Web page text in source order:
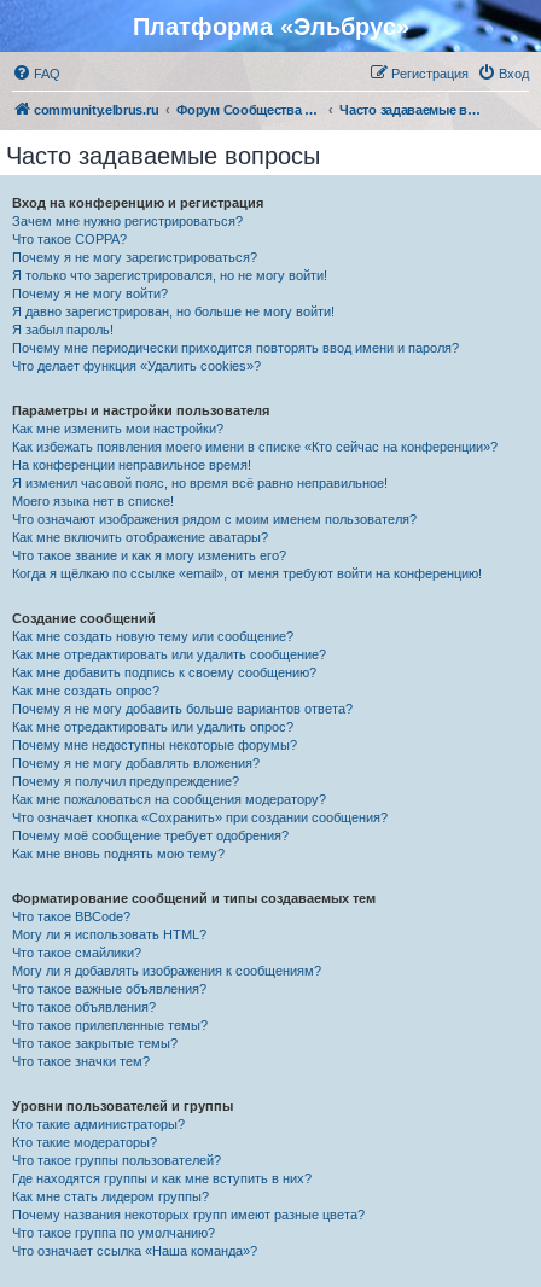
Платформа «Эльбрус»
FAQ Вход
Регистрация
community.elbrus.ru Форум Сообщества Эльбрус Часто задаваемые вопросы
Часто задаваемые вопросы
Вход на конференцию и регистрация
Зачем мне нужно регистрироваться?
Что такое COPPA?
Почему я не могу зарегистрироваться?
Я только что зарегистрировался, но не могу войти!
Почему я не могу войти?
Я давно зарегистрирован, но больше не могу войти!
Я забыл пароль!
Почему мне периодически приходится повторять ввод имени и пароля?
Что делает функция «Удалить cookies»?
Параметры и настройки пользователя
Как мне изменить мои настройки?
Как избежать появления моего имени в списке «Кто сейчас на конференции»?
На конференции неправильное время!
Я изменил часовой пояс, но время всё равно неправильное!
Моего языка нет в списке!
Что означают изображения рядом с моим именем пользователя?
Как мне включить отображение аватары?
Что такое звание и как я могу изменить его?
Когда я щёлкаю по ссылке «email», от меня требуют войти на конференцию!
Создание сообщений
Как мне создать новую тему или сообщение?
Как мне отредактировать или удалить сообщение?
Как мне добавить подпись к своему сообщению?
Как мне создать опрос?
Почему я не могу добавить больше вариантов ответа?
Как мне отредактировать или удалить опрос?
Почему мне недоступны некоторые форумы?
Почему я не могу добавлять вложения?
Почему я получил предупреждение?
Как мне пожаловаться на сообщения модератору?
Что означает кнопка «Сохранить» при создании сообщения?
Почему моё сообщение требует одобрения?
Как мне вновь поднять мою тему?
Форматирование сообщений и типы создаваемых тем
Что такое BBCode?
Могу ли я использовать HTML?
Что такое смайлики?
Могу ли я добавлять изображения к сообщениям?
Что такое важные объявления?
Что такое объявления?
Что такое прилепленные темы?
Что такое закрытые темы?
Что такое значки тем?
Уровни пользователей и группы
Кто такие администраторы?
Кто такие модераторы?
Что такое группы пользователей?
Где находятся группы и как мне вступить в них?
Как мне стать лидером группы?
Почему названия некоторых групп имеют разные цвета?
Что такое группа по умолчанию?
Что означает ссылка «Наша команда»?